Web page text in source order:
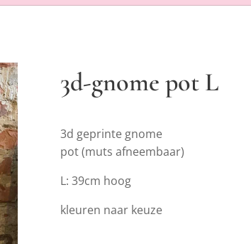
3d-gnome pot L
3d geprinte gnome
pot (muts afneembaar)
L: 39cm hoog
kleuren naar keuze